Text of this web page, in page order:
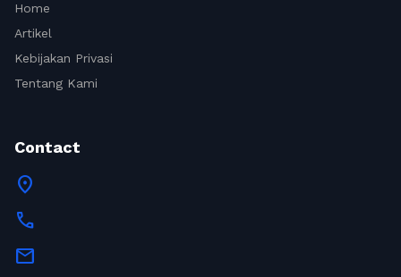
Home
Artikel
Kebijakan Privasi
Tentang Kami
Contact
location_on
call
mail